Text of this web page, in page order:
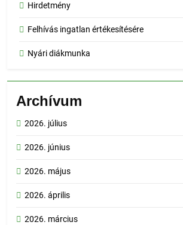
Hirdetmény
Felhívás ingatlan értékesítésére
Nyári diákmunka
Archívum
2026. július
2026. június
2026. május
2026. április
2026. március